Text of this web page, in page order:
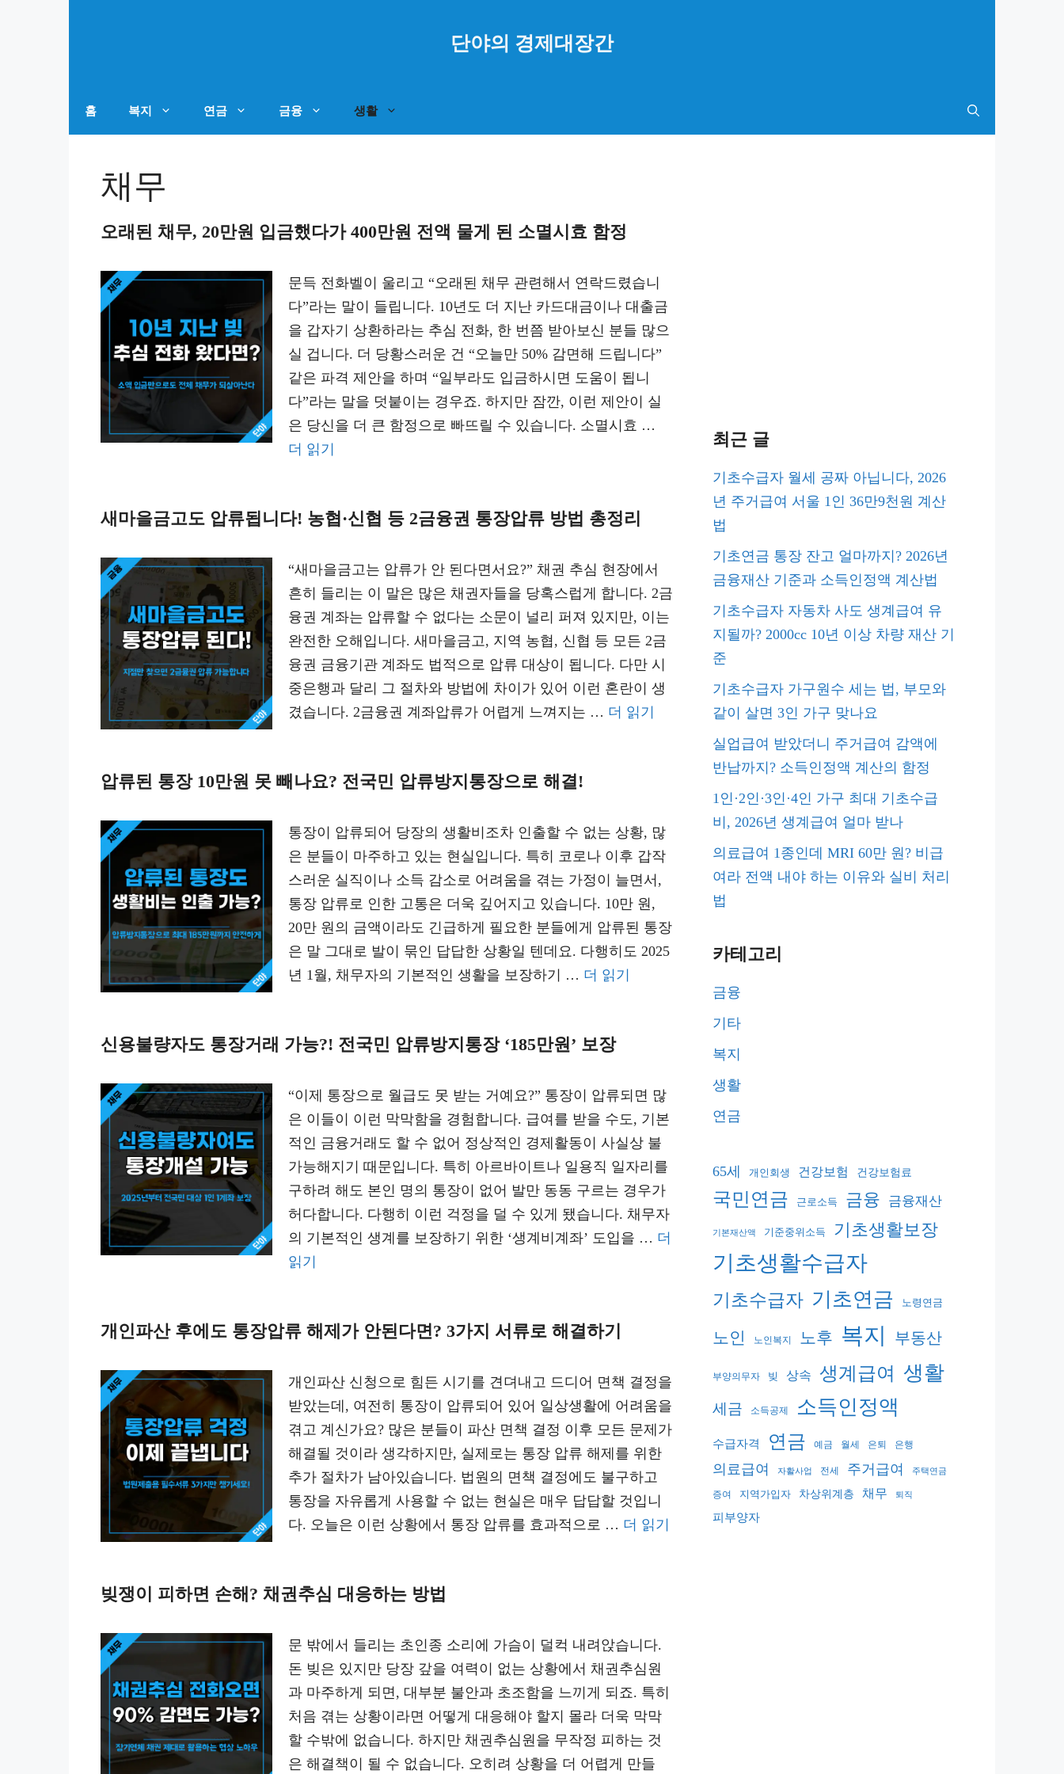
단야의 경제대장간
홈 복지 연금 금융 생활
채무
오래된 채무, 20만원 입금했다가 400만원 전액 물게 된 소멸시효 함정
문득 전화벨이 울리고 “오래된 채무 관련해서 연락드렸습니
다”라는 말이 들립니다. 10년도 더 지난 카드대금이나 대출금
을 갑자기 상환하라는 추심 전화, 한 번쯤 받아보신 분들 많으
실 겁니다. 더 당황스러운 건 “오늘만 50% 감면해 드립니다”
같은 파격 제안을 하며 “일부라도 입금하시면 도움이 됩니
다”라는 말을 덧붙이는 경우죠. 하지만 잠깐, 이런 제안이 실
은 당신을 더 큰 함정으로 빠뜨릴 수 있습니다. 소멸시효 …
더 읽기
새마을금고도 압류됩니다! 농협·신협 등 2금융권 통장압류 방법 총정리
“새마을금고는 압류가 안 된다면서요?” 채권 추심 현장에서
흔히 들리는 이 말은 많은 채권자들을 당혹스럽게 합니다. 2금
융권 계좌는 압류할 수 없다는 소문이 널리 퍼져 있지만, 이는
완전한 오해입니다. 새마을금고, 지역 농협, 신협 등 모든 2금
융권 금융기관 계좌도 법적으로 압류 대상이 됩니다. 다만 시
중은행과 달리 그 절차와 방법에 차이가 있어 이런 혼란이 생
겼습니다. 2금융권 계좌압류가 어렵게 느껴지는 … 더 읽기
압류된 통장 10만원 못 빼나요? 전국민 압류방지통장으로 해결!
통장이 압류되어 당장의 생활비조차 인출할 수 없는 상황, 많
은 분들이 마주하고 있는 현실입니다. 특히 코로나 이후 갑작
스러운 실직이나 소득 감소로 어려움을 겪는 가정이 늘면서,
통장 압류로 인한 고통은 더욱 깊어지고 있습니다. 10만 원,
20만 원의 금액이라도 긴급하게 필요한 분들에게 압류된 통장
은 말 그대로 발이 묶인 답답한 상황일 텐데요. 다행히도 2025
년 1월, 채무자의 기본적인 생활을 보장하기 … 더 읽기
신용불량자도 통장거래 가능?! 전국민 압류방지통장 ‘185만원’ 보장
“이제 통장으로 월급도 못 받는 거예요?” 통장이 압류되면 많
은 이들이 이런 막막함을 경험합니다. 급여를 받을 수도, 기본
적인 금융거래도 할 수 없어 정상적인 경제활동이 사실상 불
가능해지기 때문입니다. 특히 아르바이트나 일용직 일자리를
구하려 해도 본인 명의 통장이 없어 발만 동동 구르는 경우가
허다합니다. 다행히 이런 걱정을 덜 수 있게 됐습니다. 채무자
의 기본적인 생계를 보장하기 위한 ‘생계비계좌’ 도입을 … 더
읽기
개인파산 후에도 통장압류 해제가 안된다면? 3가지 서류로 해결하기
개인파산 신청으로 힘든 시기를 견뎌내고 드디어 면책 결정을
받았는데, 여전히 통장이 압류되어 있어 일상생활에 어려움을
겪고 계신가요? 많은 분들이 파산 면책 결정 이후 모든 문제가
해결될 것이라 생각하지만, 실제로는 통장 압류 해제를 위한
추가 절차가 남아있습니다. 법원의 면책 결정에도 불구하고
통장을 자유롭게 사용할 수 없는 현실은 매우 답답할 것입니
다. 오늘은 이런 상황에서 통장 압류를 효과적으로 … 더 읽기
빚쟁이 피하면 손해? 채권추심 대응하는 방법
문 밖에서 들리는 초인종 소리에 가슴이 덜컥 내려앉습니다.
돈 빚은 있지만 당장 갚을 여력이 없는 상황에서 채권추심원
과 마주하게 되면, 대부분 불안과 초조함을 느끼게 되죠. 특히
처음 겪는 상황이라면 어떻게 대응해야 할지 몰라 더욱 막막
할 수밖에 없습니다. 하지만 채권추심원을 무작정 피하는 것
은 해결책이 될 수 없습니다. 오히려 상황을 더 어렵게 만들
최근 글
기초수급자 월세 공짜 아닙니다, 2026
년 주거급여 서울 1인 36만9천원 계산
법
기초연금 통장 잔고 얼마까지? 2026년
금융재산 기준과 소득인정액 계산법
기초수급자 자동차 사도 생계급여 유
지될까? 2000cc 10년 이상 차량 재산 기
준
기초수급자 가구원수 세는 법, 부모와
같이 살면 3인 가구 맞나요
실업급여 받았더니 주거급여 감액에
반납까지? 소득인정액 계산의 함정
1인·2인·3인·4인 가구 최대 기초수급
비, 2026년 생계급여 얼마 받나
의료급여 1종인데 MRI 60만 원? 비급
여라 전액 내야 하는 이유와 실비 처리
법
카테고리
금융
기타
복지
생활
연금
65세 개인회생 건강보험 건강보험료
국민연금 근로소득 금융 금융재산
기본재산액 기준중위소득 기초생활보장
기초생활수급자
기초수급자 기초연금 노령연금
노인 노인복지 노후 복지 부동산
부양의무자 빚 상속 생계급여 생활
세금 소득공제 소득인정액
수급자격 연금 예금 월세 은퇴 은행
의료급여 자활사업 전세 주거급여 주택연금
증여 지역가입자 차상위계층 채무 퇴직
피부양자